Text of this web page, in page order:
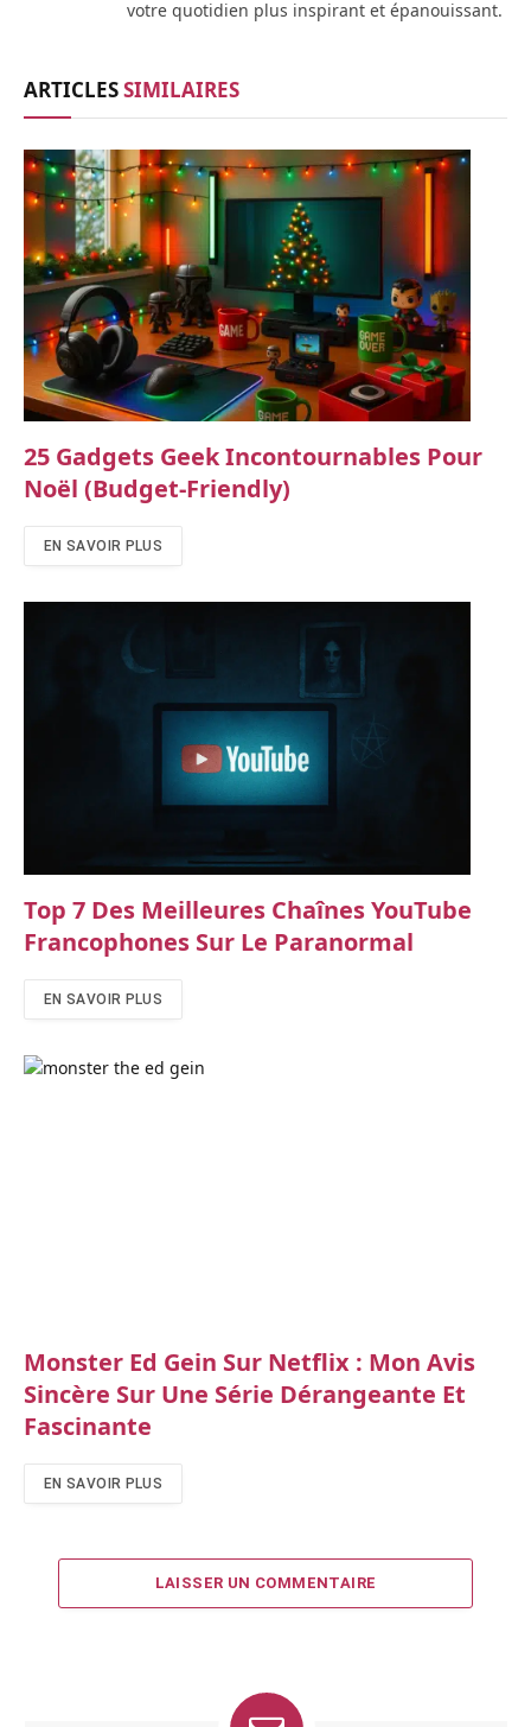
votre quotidien plus inspirant et épanouissant.
ARTICLESSIMILAIRES
25 Gadgets Geek Incontournables Pour
Noël (budget-Friendly)
EN SAVOIR PLUS
Top 7 Des Meilleures Chaînes YouTube
Francophones Sur Le Paranormal
EN SAVOIR PLUS
Monster Ed Gein Sur Netflix : Mon Avis
Sincère Sur Une Série Dérangeante Et
Fascinante
EN SAVOIR PLUS
LAISSER UN COMMENTAIRE